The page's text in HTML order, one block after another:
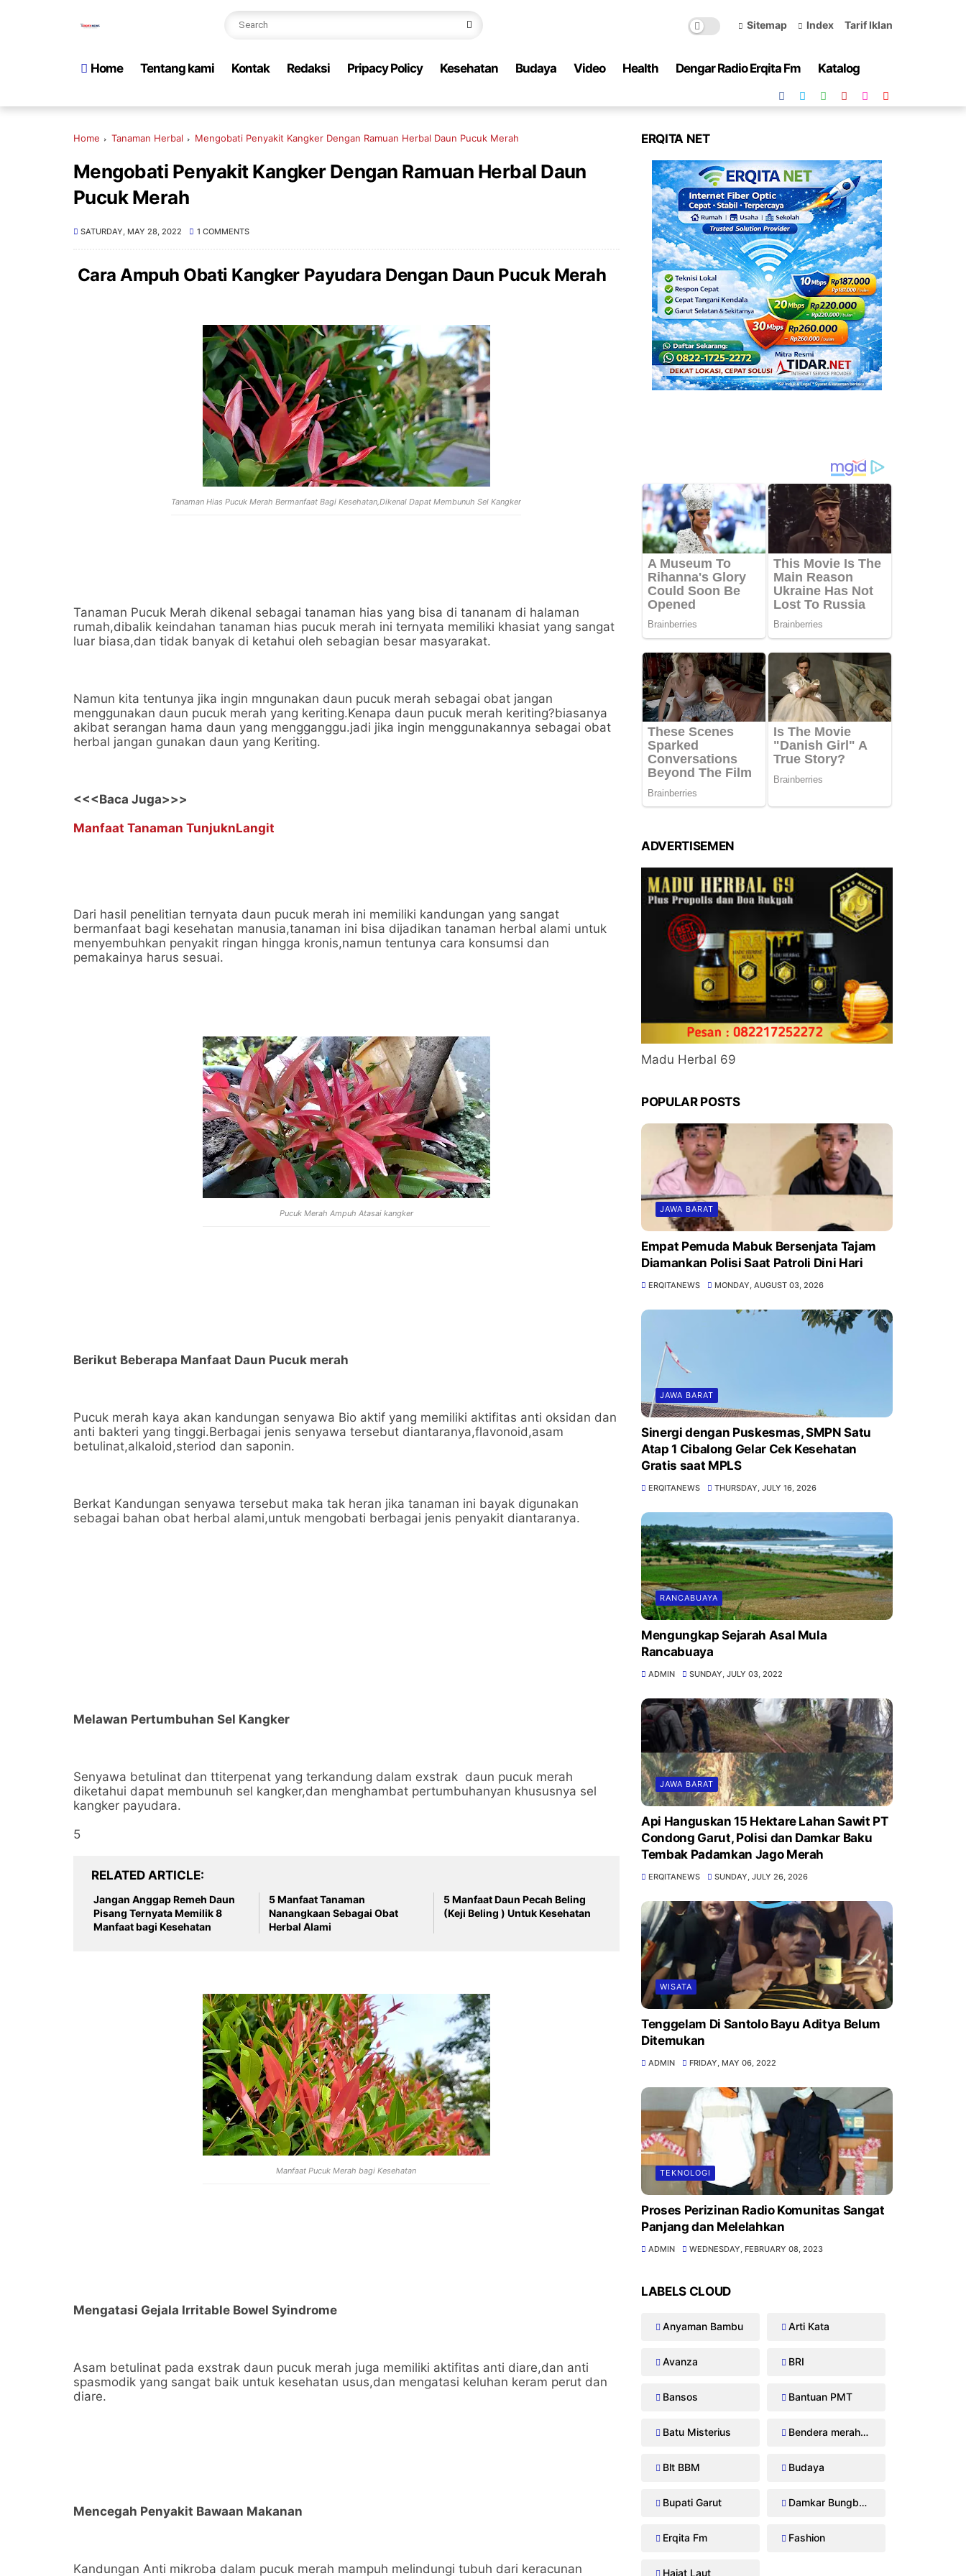
Sitemap Index Tarif Iklan
Home Tentang kami Kontak Redaksi Pripacy Policy Kesehatan Budaya Video Health Dengar Radio Erqita Fm Katalog
Home Tanaman Herbal Mengobati Penyakit Kangker Dengan Ramuan Herbal Daun Pucuk Merah
Mengobati Penyakit Kangker Dengan Ramuan Herbal Daun
Pucuk Merah
SATURDAY, MAY 28, 2022 1 COMMENTS
Cara Ampuh Obati Kangker Payudara Dengan Daun Pucuk Merah
Tanaman Hias Pucuk Merah Bermanfaat Bagi Kesehatan,Dikenal Dapat Membunuh Sel Kangker
Tanaman Pucuk Merah dikenal sebagai tanaman hias yang bisa di tananam di halaman
rumah,dibalik keindahan tanaman hias pucuk merah ini ternyata memiliki khasiat yang sangat
luar biasa,dan tidak banyak di ketahui oleh sebagian besar masyarakat.
Namun kita tentunya jika ingin mngunakan daun pucuk merah sebagai obat jangan
menggunakan daun pucuk merah yang keriting.Kenapa daun pucuk merah keriting?biasanya
akibat serangan hama daun yang mengganggu.jadi jika ingin menggunakannya sebagai obat
herbal jangan gunakan daun yang Keriting.
<<<Baca Juga>>>
Manfaat Tanaman TunjuknLangit
Dari hasil penelitian ternyata daun pucuk merah ini memiliki kandungan yang sangat
bermanfaat bagi kesehatan manusia,tanaman ini bisa dijadikan tanaman herbal alami untuk
menyembuhkan penyakit ringan hingga kronis,namun tentunya cara konsumsi dan
pemakainya harus sesuai.
Pucuk Merah Ampuh Atasai kangker
Berikut Beberapa Manfaat Daun Pucuk merah
Pucuk merah kaya akan kandungan senyawa Bio aktif yang memiliki aktifitas anti oksidan dan
anti bakteri yang tinggi.Berbagai jenis senyawa tersebut diantaranya,flavonoid,asam
betulinat,alkaloid,steriod dan saponin.
Berkat Kandungan senyawa tersebut maka tak heran jika tanaman ini bayak digunakan
sebagai bahan obat herbal alami,untuk mengobati berbagai jenis penyakit diantaranya.
Melawan Pertumbuhan Sel Kangker
Senyawa betulinat dan ttiterpenat yang terkandung dalam exstrak daun pucuk merah
diketahui dapat membunuh sel kangker,dan menghambat pertumbuhanyan khususnya sel
kangker payudara.
5
RELATED ARTICLE
Jangan Anggap Remeh Daun
Pisang Ternyata Memilik 8
Manfaat bagi Kesehatan
5 Manfaat Tanaman
Nanangkaan Sebagai Obat
Herbal Alami
5 Manfaat Daun Pecah Beling
(Keji Beling ) Untuk Kesehatan
Manfaat Pucuk Merah bagi Kesehatan
Mengatasi Gejala Irritable Bowel Syindrome
Asam betulinat pada exstrak daun pucuk merah juga memiliki aktifitas anti diare,dan anti
spasmodik yang sangat baik untuk kesehatan usus,dan mengatasi keluhan keram perut dan
diare.
Mencegah Penyakit Bawaan Makanan
Kandungan Anti mikroba dalam pucuk merah mampuh melindungi tubuh dari keracunan
ERQITA NET
ADVERTISEMEN
Madu Herbal 69
POPULAR POSTS
JAWA BARAT
Empat Pemuda Mabuk Bersenjata Tajam
Diamankan Polisi Saat Patroli Dini Hari
ERQITANEWS MONDAY, AUGUST 03, 2026
JAWA BARAT
Sinergi dengan Puskesmas, SMPN Satu
Atap 1 Cibalong Gelar Cek Kesehatan
Gratis saat MPLS
ERQITANEWS THURSDAY, JULY 16, 2026
RANCABUAYA
Mengungkap Sejarah Asal Mula
Rancabuaya
ADMIN SUNDAY, JULY 03, 2022
JAWA BARAT
Api Hanguskan 15 Hektare Lahan Sawit PT
Condong Garut, Polisi dan Damkar Baku
Tembak Padamkan Jago Merah
ERQITANEWS SUNDAY, JULY 26, 2026
WISATA
Tenggelam Di Santolo Bayu Aditya Belum
Ditemukan
ADMIN FRIDAY, MAY 06, 2022
TEKNOLOGI
Proses Perizinan Radio Komunitas Sangat
Panjang dan Melelahkan
ADMIN WEDNESDAY, FEBRUARY 08, 2023
LABELS CLOUD
Anyaman Bambu Arti Kata
Avanza BRI
Bansos Bantuan PMT
Batu Misterius Bendera merah putih
Blt BBM Budaya
Bupati Garut Damkar Bungbulang
Erqita Fm Fashion
Hajat Laut